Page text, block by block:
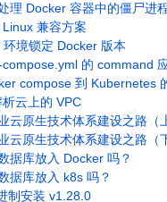
理 Docker 容器中的僵尸进
兼容方案
境锁定 Docker 版本
的 command
compose 到 Kubernetes
云上的 VPC
云原生技术体系建设之路（
云原生技术体系建设之路（
据库放入 Docker 吗？
据库放入 k8s 吗？
制安装 v1.28.0